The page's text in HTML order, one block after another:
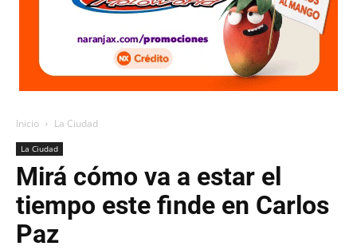
Inicio La Ciudad
La Ciudad
Mirá cómo va a estar el
tiempo este finde en Carlos
Paz